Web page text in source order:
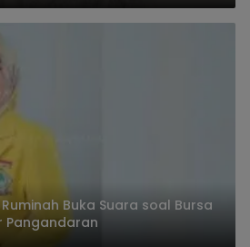
Buka Suara soal Bursa
Pangandaran